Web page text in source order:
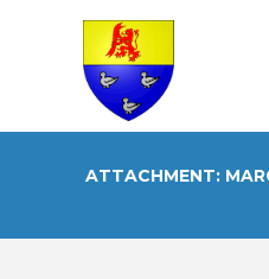
ATTACHMENT: